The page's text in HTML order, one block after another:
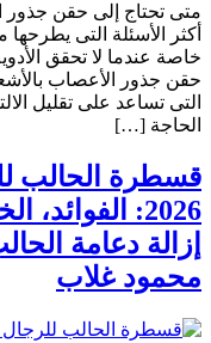
متى تحتاج إلى حقن جذور
أكثر الأسئلة التى
خاصة عندما لا تحقق
حقن جذور الأعصاب
التى تساعد على تقليل
الحاجة […]
قسطرة الحالب
2026:
إزالة دعامة
محمود غلاب